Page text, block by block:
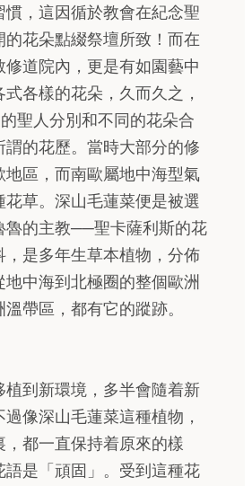
慣，這因循於教會在紀念聖
的花朵點綴祭壇所致！而在
修道院內，更是有如園藝中
各樣的花朵，久而久之，
聖人分別和不同的花朵合
謂的花歷。當時大部分的修
地區，而南歐屬地中海型氣
花草。深山毛蓮菜便是被選
魯的主教──聖卡薩利斯的花
，是多年生草本植物，分佈
地中海到北極圈的整個歐洲
帶區，都有它的蹤跡。
植到新環境，多半會隨着新
像深山毛蓮菜這種植物，
，都一直保持着原來的樣
語是「頑固」。受到這種花